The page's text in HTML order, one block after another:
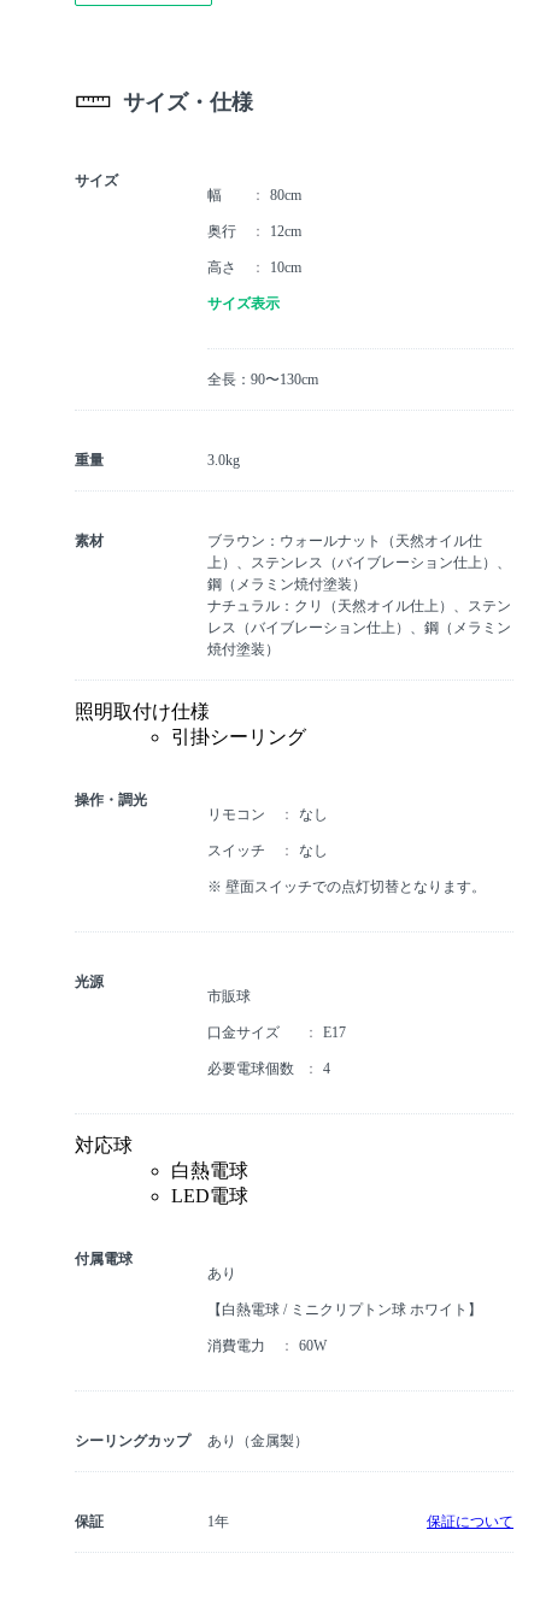
サイズ・仕様
サイズ
幅
80cm
奥行 12cm
高さ 10cm
サイズ表示
全長：90〜130cm
重量 3.0kg
素材
ブラウン：ウォールナット（天然オイル仕
上）、ステンレス（バイブレーション仕上）、
鋼（メラミン焼付塗装）
ナチュラル：クリ（天然オイル仕上）、ステン
レス（バイブレーション仕上）、鋼（メラミン
焼付塗装）
照明取付け仕様
引掛シーリング
操作・調光
リモコン
なし
スイッチ なし
※ 壁面スイッチでの点灯切替となります。
光源
市販球
口金サイズ E17
必要電球個数 4
対応球
白熱電球
LED電球
付属電球
あり
【白熱電球 / ミニクリプトン球 ホワイト】
消費電力 60W
シーリングカップ あり（金属製）
保証 1年 保証について